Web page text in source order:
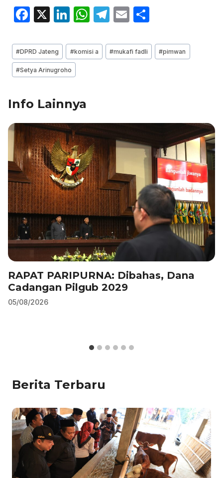
F
c
e
b
o
k
X
Li
k
e
dI
W
at
s
T
e
gr
E
ai
l
ar
e
Post
Tags:
#DPRD Jateng #komisi a #mukafi fadli #pimwan
#Setya Arinugroho
Info Lainnya
RAPAT PARIPURNA: Dibahas, Dana
Cadangan Pilgub 2029
05/08/2026
Berita Terbaru